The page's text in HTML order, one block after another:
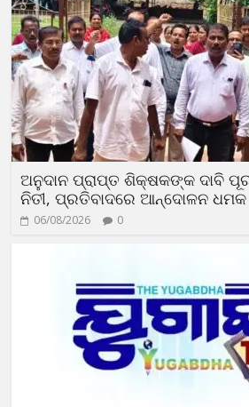
ଅନୁଦାନ ପ୍ରାପ୍ତ ଶିକ୍ଷକଙ୍କ ଦାବି
ନିତୀ, ପ୍ରତିବାଦରେ ଆନ୍ଦୋଳନ ଧମକ
06/08/2026 0